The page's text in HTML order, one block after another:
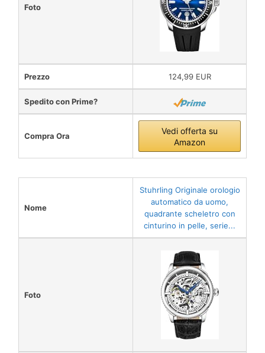
Foto
Prezzo 124,99 EUR
Spedito con Prime?
Compra Ora
Vedi offerta su
Amazon
Nome
Stuhrling Originale orologio
automatico da uomo,
quadrante scheletro con
cinturino in pelle, serie...
Foto